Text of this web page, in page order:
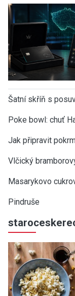
Šatní skříň s
Poke bowl: chuť
Jak připravit
Vlčický
Masarykovo
Pindruše